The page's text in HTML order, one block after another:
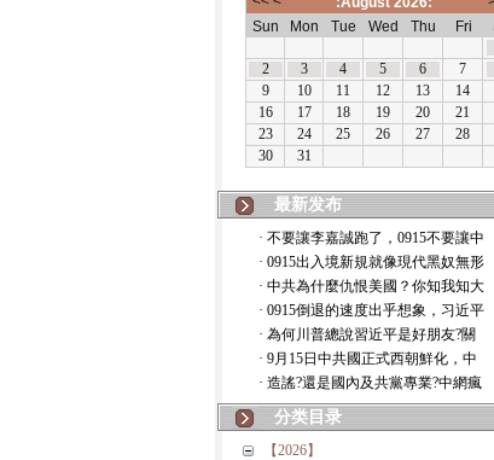
最新发布
· 不要讓李嘉誠跑了，0915不要讓中
· 0915出入境新規就像現代黑奴無形
· 中共為什麼仇恨美國？你知我知大
· 0915倒退的速度出乎想象，习近平
· 為何川普總說習近平是好朋友?關
· 9月15日中共國正式西朝鮮化，中
· 造謠?還是國內及共黨專業?中網瘋
分类目录
【2026】